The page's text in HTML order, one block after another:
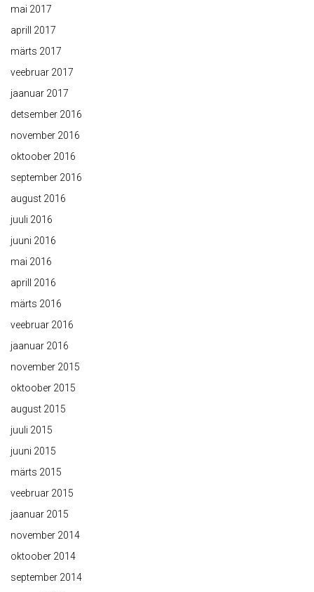
mai 2017
aprill 2017
märts 2017
veebruar 2017
jaanuar 2017
detsember 2016
november 2016
oktoober 2016
september 2016
august 2016
juuli 2016
juuni 2016
mai 2016
aprill 2016
märts 2016
veebruar 2016
jaanuar 2016
november 2015
oktoober 2015
august 2015
juuli 2015
juuni 2015
märts 2015
veebruar 2015
jaanuar 2015
november 2014
oktoober 2014
september 2014